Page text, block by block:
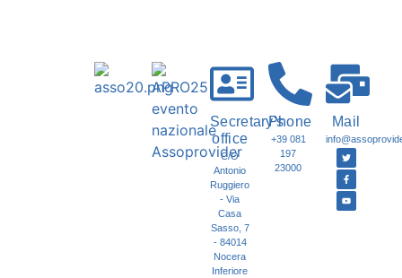
Secretary's
office
C/O
Antonio
Ruggiero
- Via
Casa
Sasso, 7
- 84014
Nocera
Inferiore
Phone
+39 081
197
23000
Mail